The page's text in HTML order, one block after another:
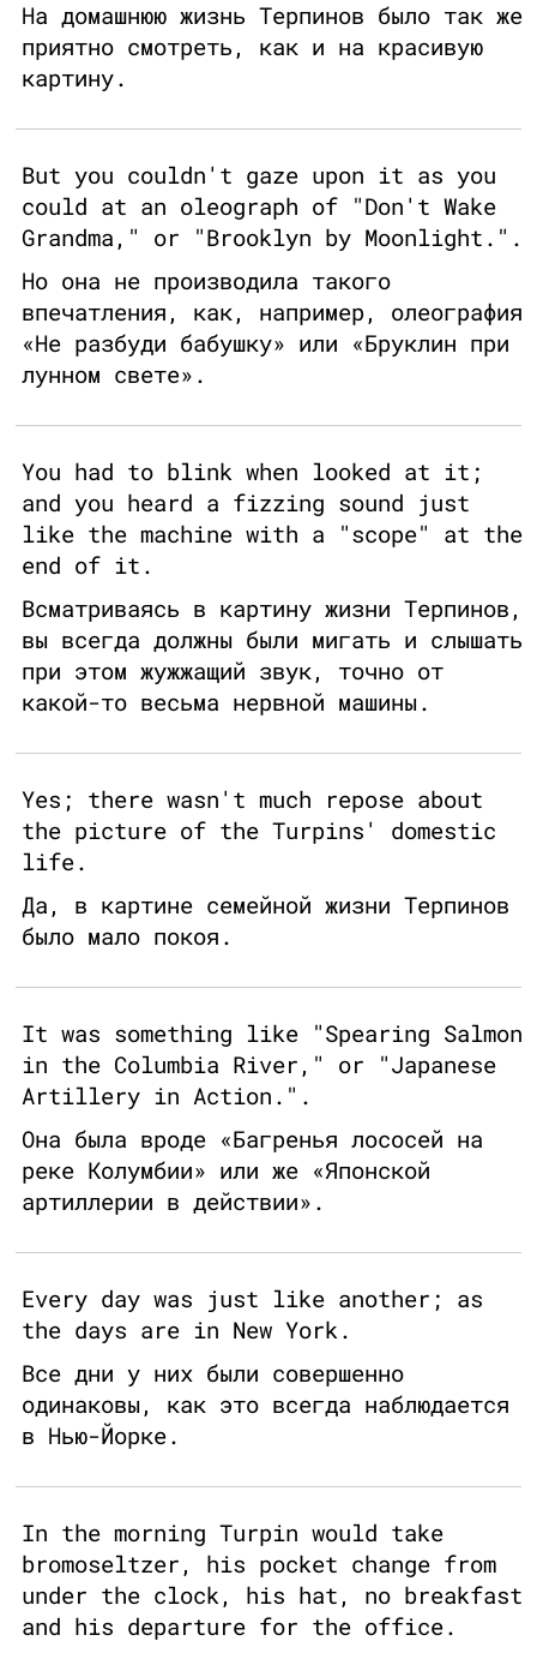
На домашнюю жизнь Терпинов было так же
приятно смотреть, как и на красивую
картину.
But you couldn't gaze upon it as you
could at an oleograph of "Don't Wake
Grandma," or "Brooklyn by Moonlight.".
Но она не производила такого
впечатления, как, например, олеография
«Не разбуди бабушку» или «Бруклин при
лунном свете».
You had to blink when looked at it;
and you heard a fizzing sound just
like the machine with a "scope" at the
end of it.
Всматриваясь в картину жизни Терпинов,
вы всегда должны были мигать и слышать
при этом жужжащий звук, точно от
какой-то весьма нервной машины.
Yes; there wasn't much repose about
the picture of the Turpins' domestic
life.
Да, в картине семейной жизни Терпинов
было мало покоя.
It was something like "Spearing Salmon
in the Columbia River," or "Japanese
Artillery in Action.".
Она была вроде «Багренья лососей на
реке Колумбии» или же «Японской
артиллерии в действии».
Every day was just like another; as
the days are in New York.
Все дни у них были совершенно
одинаковы, как это всегда наблюдается
в Нью-Йорке.
In the morning Turpin would take
bromoseltzer, his pocket change from
under the clock, his hat, no breakfast
and his departure for the office.